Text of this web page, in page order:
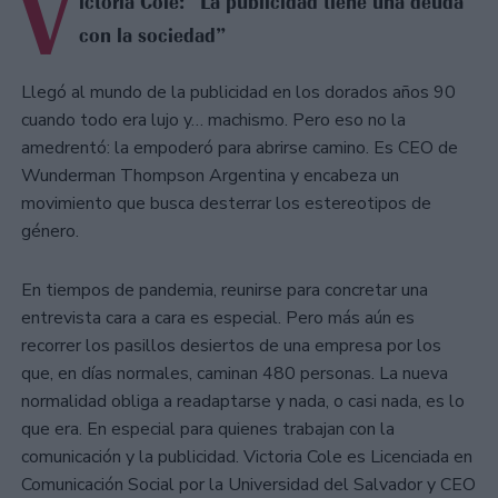
V con la sociedad”
Llegó al mundo de la publicidad en los dorados años 90
cuando todo era lujo y… machismo. Pero eso no la
amedrentó: la empoderó para abrirse camino. Es CEO de
Wunderman Thompson Argentina y encabeza un
movimiento que busca desterrar los estereotipos de
género.
En tiempos de pandemia, reunirse para concretar una
entrevista cara a cara es especial. Pero más aún es
recorrer los pasillos desiertos de una empresa por los
que, en días normales, caminan 480 personas. La nueva
normalidad obliga a readaptarse y nada, o casi nada, es lo
que era. En especial para quienes trabajan con la
comunicación y la publicidad. Victoria Cole es Licenciada en
Comunicación Social por la Universidad del Salvador y CEO